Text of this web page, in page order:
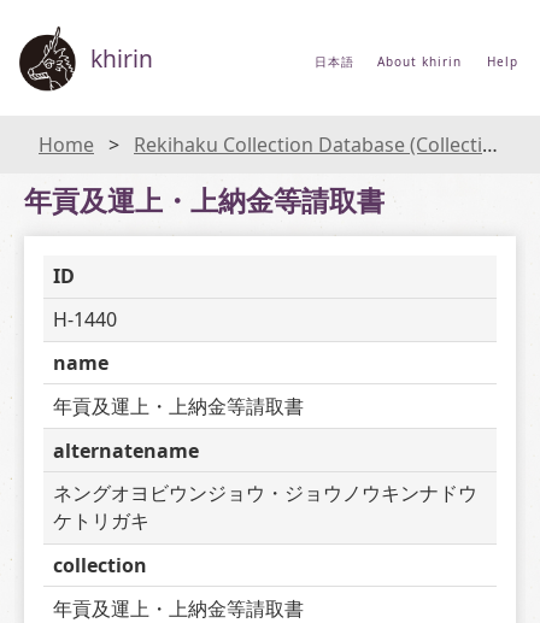
khirin 日本語 About khirin Help
Home Rekihaku Collection Database (Collections Database of the National Museum of Japanese History)
年貢及運上・上納金等請取書
ID
H-1440
name
年貢及運上・上納金等請取書
alternatename
ネングオヨビウンジョウ・ジョウノウキンナドウ
ケトリガキ
collection
年貢及運上・上納金等請取書